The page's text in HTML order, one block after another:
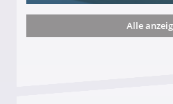
und wie viel?
Alle